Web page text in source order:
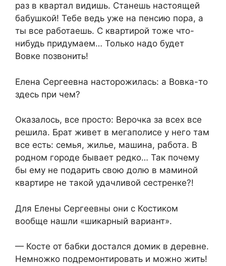
раз в квартал видишь. Станешь настоящей
бабушкой! Тебе ведь уже на пенсию пора, а
ты все работаешь. С квартирой тоже что-
нибудь придумаем… Только надо будет
Вовке позвонить!
Елена Сергеевна насторожилась: а Вовка-то
здесь при чем?
Оказалось, все просто: Верочка за всех все
решила. Брат живет в мегаполисе у него там
все есть: семья, жилье, машина, работа. В
родном городе бывает редко… Так почему
бы ему не подарить свою долю в маминой
квартире не такой удачливой сестренке?!
Для Елены Сергеевны они с Костиком
вообще нашли «шикарный вариант».
— Косте от бабки достался домик в деревне.
Немножко подремонтировать и можно жить!